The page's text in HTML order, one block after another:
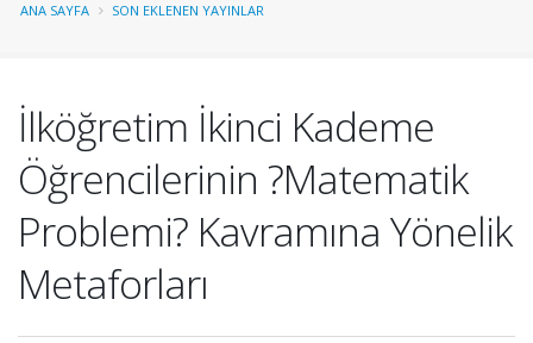
ANA SAYFA SON EKLENEN YAYINLAR
İlköğretim İkinci Kademe
Öğrencilerinin ?Matematik
Problemi? Kavramına Yönelik
Metaforları